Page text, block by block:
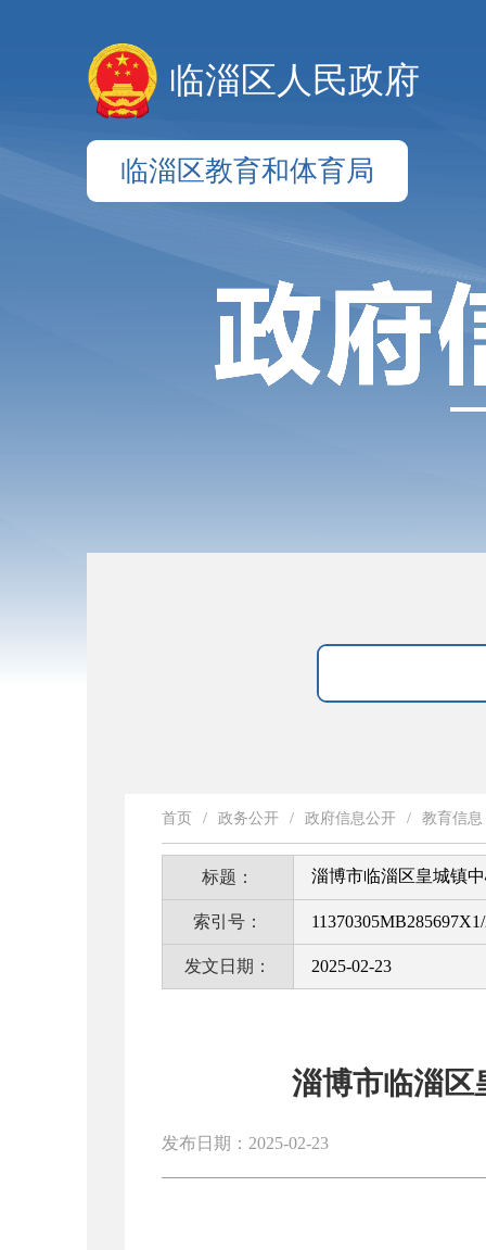
临淄区人民政府
临淄区教育和体育局
首页 / 政务公开 / 政府信息公开 / 教育信息
标题： 淄博市临淄区皇城镇
索引号：
发文日期： 2025-02-23
淄博市临淄区
发布日期：2025-02-23